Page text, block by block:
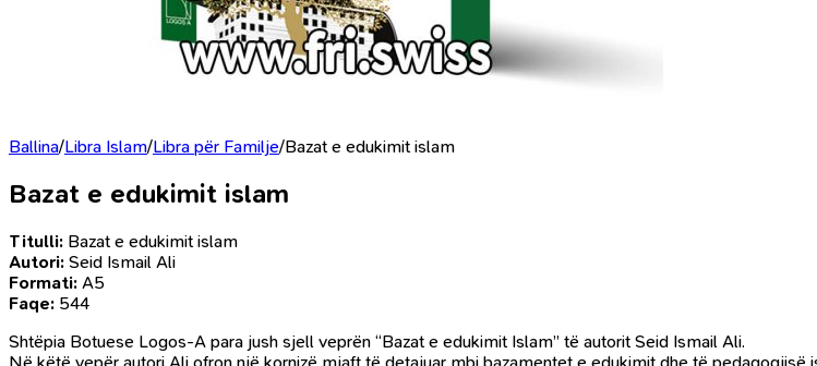
Ballina/Libra Islam/Libra për Familje/Bazat e edukimit islam
Bazat e edukimit islam
Titulli: Bazat e edukimit islam
Autori: Seid Ismail Ali
Formati: A5
Faqe: 544
Shtëpia Botuese Logos-A para jush sjell veprën “Bazat e edukimit Islam” të autorit Seid Ismail Ali.